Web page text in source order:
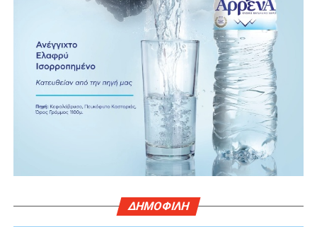
ΔΗΜΟΦΙΛΗ